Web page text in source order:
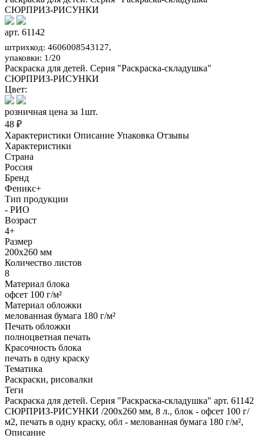
СЮРПРИЗ-РИСУНКИ
арт. 61142
штрихкод: 4606008543127,
упаковки: 1/20
Раскраска для детей. Серия "Раскраска-складушка"
СЮРПРИЗ-РИСУНКИ
Цвет:
розничная цена за 1шт.
48 ₽
Характеристики Описание Упаковка Отзывы
Характеристики
Страна
Россия
Бренд
Феникс+
Тип продукции
- РИО
Возраст
4+
Размер
200х260 мм
Количество листов
8
Материал блока
офсет 100 г/м²
Материал обложки
мелованная бумага 180 г/м²
Печать обложки
полноцветная печать
Красочность блока
печать в одну краску
Тематика
Раскраски, рисовалки
Теги
Раскраска для детей. Серия "Раскраска-складушка" арт. 61142
СЮРПРИЗ-РИСУНКИ /200х260 мм, 8 л., блок - офсет 100 г/
м2, печать в одну краску, обл - мелованная бумага 180 г/м²,
Описание